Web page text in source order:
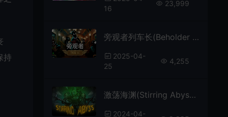
持
16
23,999
旁观者列车长(Beholder Conductor)反乌托邦模拟解谜游戏|下载
2025-04-
25
4,255
激荡海渊(Stirring Abyss)战术小队策略RPG游戏|下载
2024-04-